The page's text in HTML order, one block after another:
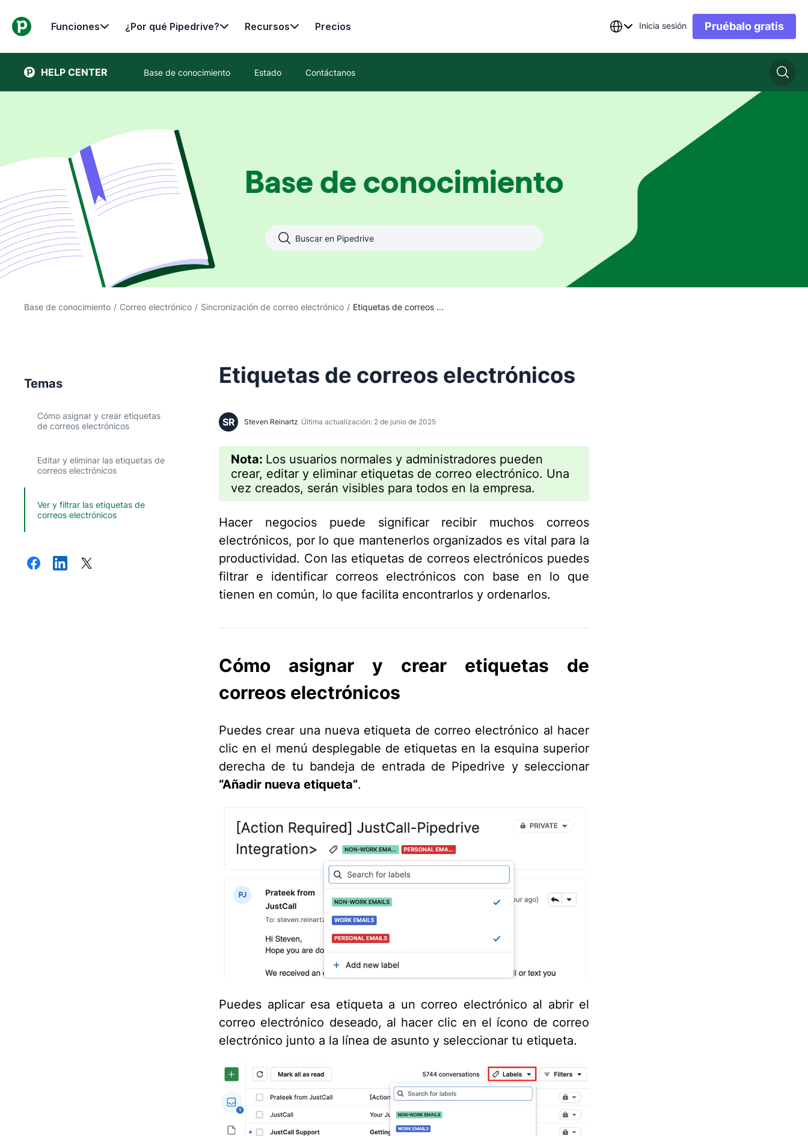
Funciones ¿Por qué Pipedrive? Recursos Precios Inicia sesión Pruébalo gratis
HELP CENTER Base de conocimiento Estado Contáctanos
Base de conocimiento
Base de conocimiento / Correo electrónico / Sincronización de correo electrónico / Etiquetas de correos ...
Temas
Cómo asignar y crear etiquetas
de correos electrónicos
Editar y eliminar las etiquetas de
correos electrónicos
Ver y filtrar las etiquetas de
correos electrónicos
Etiquetas de correos electrónicos
SR Steven Reinartz Última actualización: 2 de junio de 2025
Nota: Los usuarios normales y administradores pueden
crear, editar y eliminar etiquetas de correo electrónico. Una
vez creados, serán visibles para todos en la empresa.
Hacer negocios puede significar recibir muchos correos
electrónicos, por lo que mantenerlos organizados es vital para la
productividad. Con las etiquetas de correos electrónicos puedes
filtrar e identificar correos electrónicos con base en lo que
tienen en común, lo que facilita encontrarlos y ordenarlos.
Cómo asignar y crear etiquetas de
correos electrónicos
Puedes crear una nueva etiqueta de correo electrónico al hacer
clic en el menú desplegable de etiquetas en la esquina superior
derecha de tu bandeja de entrada de Pipedrive y seleccionar
“Añadir nueva etiqueta”.
Puedes aplicar esa etiqueta a un correo electrónico al abrir el
correo electrónico deseado, al hacer clic en el ícono de correo
electrónico junto a la línea de asunto y seleccionar tu etiqueta.